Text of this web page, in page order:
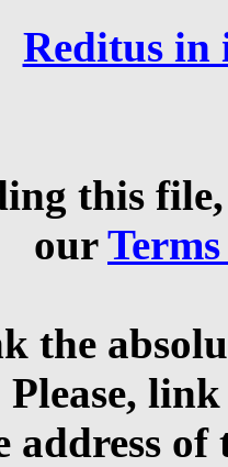
Reditus in
this
our
the
Please,
address